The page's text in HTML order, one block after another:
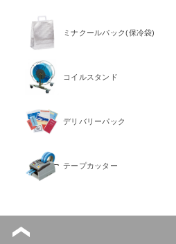
ミナクールパック(保冷袋)
コイルスタンド
デリバリーパック
テープカッター